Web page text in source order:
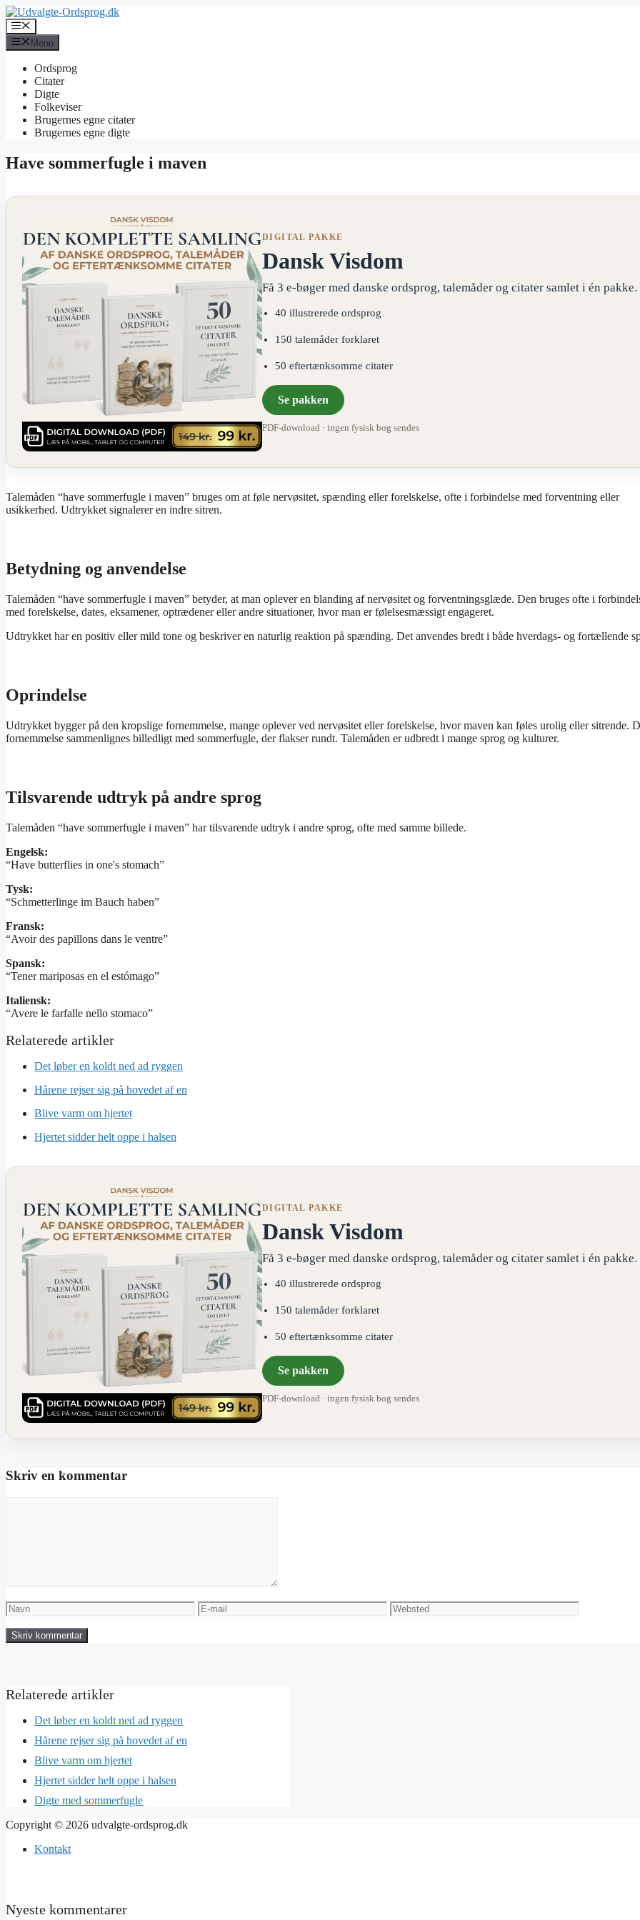
Hop
til
indhold
Menu
Menu
Ordsprog
Citater
Digte
Folkeviser
Brugernes egne citater
Brugernes egne digte
Have sommerfugle i maven
DIGITAL PAKKE
Dansk Visdom
Få 3 e-bøger med danske ordsprog, talemåder og citater samlet i én pakke.
40 illustrerede ordsprog
150 talemåder forklaret
50 eftertænksomme citater
Se pakken
PDF-download · ingen fysisk bog sendes
Talemåden “have sommerfugle i maven” bruges om at føle nervøsitet, spænding eller forelskelse, ofte i forbindelse med forventning eller
usikkerhed. Udtrykket signalerer en indre sitren.
Betydning og anvendelse
Talemåden “have sommerfugle i maven” betyder, at man oplever en blanding af nervøsitet og forventningsglæde. Den bruges ofte i
med forelskelse, dates, eksamener, optrædener eller andre situationer, hvor man er følelsesmæssigt engageret.
Udtrykket har en positiv eller mild tone og beskriver en naturlig reaktion på spænding. Det anvendes bredt i både hverdags- og fortællende
Oprindelse
Udtrykket bygger på den kropslige fornemmelse, mange oplever ved nervøsitet eller forelskelse, hvor maven kan føles urolig eller sitrende.
fornemmelse sammenlignes billedligt med sommerfugle, der flakser rundt. Talemåden er udbredt i mange sprog og kulturer.
Tilsvarende udtryk på andre sprog
Talemåden “have sommerfugle i maven” har tilsvarende udtryk i andre sprog, ofte med samme billede.
Engelsk:
“Have butterflies in one's stomach”
Tysk:
“Schmetterlinge im Bauch haben”
Fransk:
“Avoir des papillons dans le ventre”
Spansk:
“Tener mariposas en el estómago”
Italiensk:
“Avere le farfalle nello stomaco”
Det løber en koldt ned ad ryggen
Hårene rejser sig på hovedet af en
Blive varm om hjertet
Hjertet sidder helt oppe i halsen
DIGITAL PAKKE
Dansk Visdom
Få 3 e-bøger med danske ordsprog, talemåder og citater samlet i én pakke.
40 illustrerede ordsprog
150 talemåder forklaret
50 eftertænksomme citater
Se pakken
PDF-download · ingen fysisk bog sendes
Skriv en kommentar
Navn
E-
mail
Websted
Det løber en koldt ned ad ryggen
Hårene rejser sig på hovedet af en
Blive varm om hjertet
Hjertet sidder helt oppe i halsen
Digte med sommerfugle
Copyright © 2026 udvalgte-ordsprog.dk
Kontakt
Nyeste kommentarer